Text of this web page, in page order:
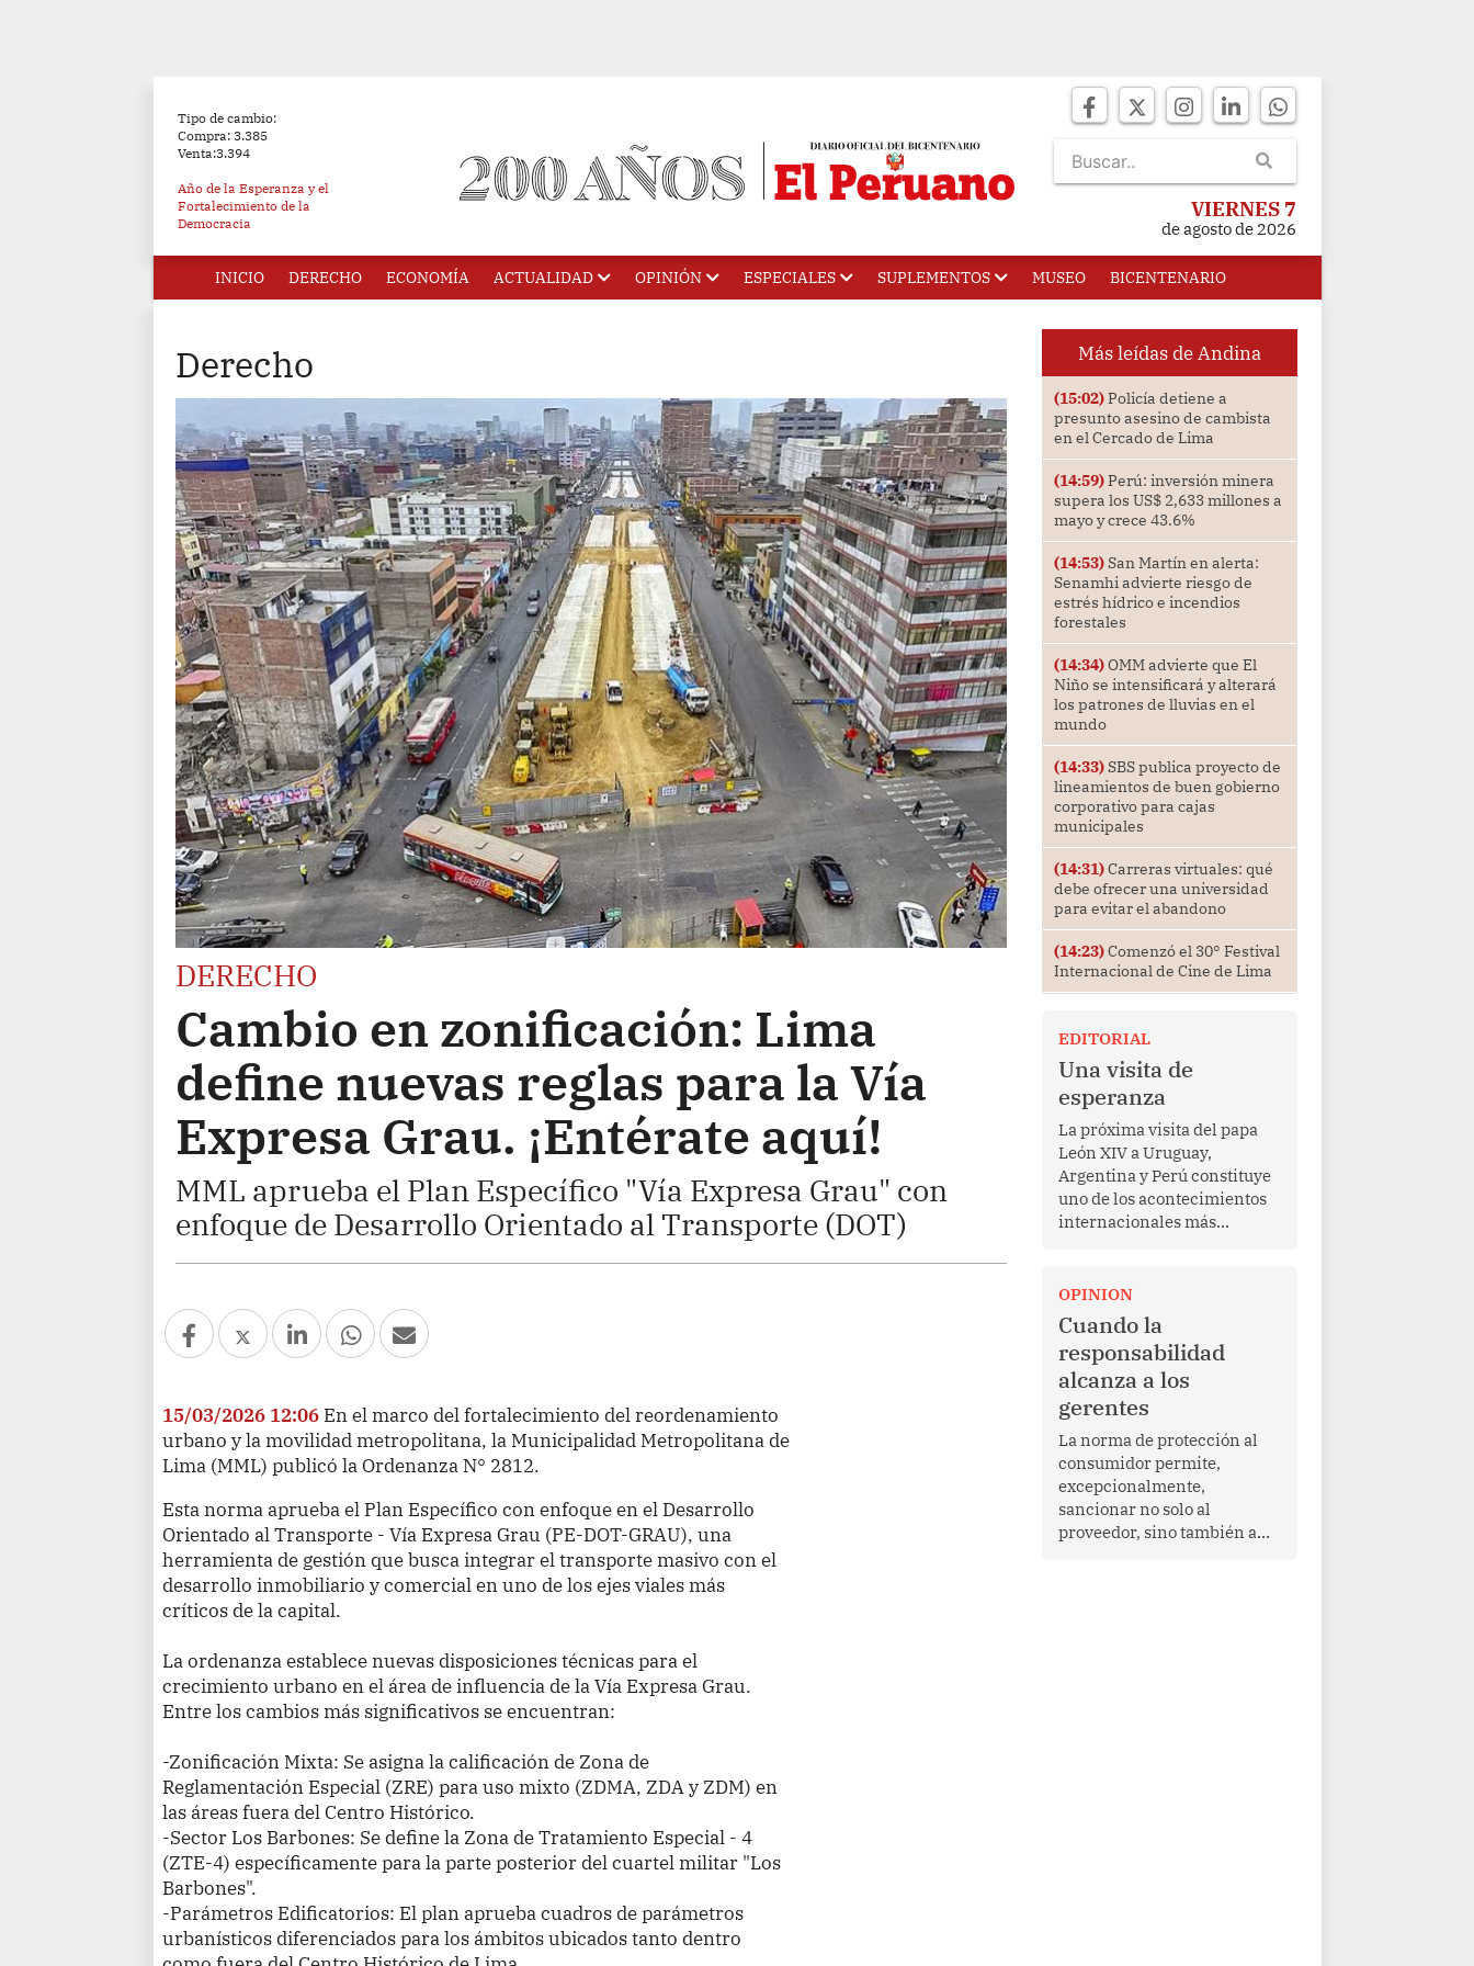
Tipo de cambio:
Compra: 3.385
Venta:3.394
Año de la Esperanza y el
Fortalecimiento de la
Democracia
VIERNES 7
de agosto de 2026
INICIO DERECHO ECONOMÍA ACTUALIDAD OPINIÓN ESPECIALES SUPLEMENTOS MUSEO BICENTENARIO
Derecho
DERECHO
Cambio en zonificación: Lima
define nuevas reglas para la Vía
Expresa Grau. ¡Entérate aquí!
MML aprueba el Plan Específico "Vía Expresa Grau" con
enfoque de Desarrollo Orientado al Transporte (DOT)
15/03/2026 12:06 En el marco del fortalecimiento del reordenamiento
urbano y la movilidad metropolitana, la Municipalidad Metropolitana de
Lima (MML) publicó la Ordenanza N° 2812.
Esta norma aprueba el Plan Específico con enfoque en el Desarrollo
Orientado al Transporte - Vía Expresa Grau (PE-DOT-GRAU), una
herramienta de gestión que busca integrar el transporte masivo con el
desarrollo inmobiliario y comercial en uno de los ejes viales más
críticos de la capital.
La ordenanza establece nuevas disposiciones técnicas para el
crecimiento urbano en el área de influencia de la Vía Expresa Grau.
Entre los cambios más significativos se encuentran:
-Zonificación Mixta: Se asigna la calificación de Zona de
Reglamentación Especial (ZRE) para uso mixto (ZDMA, ZDA y ZDM) en
las áreas fuera del Centro Histórico.
-Sector Los Barbones: Se define la Zona de Tratamiento Especial - 4
(ZTE-4) específicamente para la parte posterior del cuartel militar "Los
Barbones".
-Parámetros Edificatorios: El plan aprueba cuadros de parámetros
urbanísticos diferenciados para los ámbitos ubicados tanto dentro
Más leídas de Andina
(15:02)Policía detiene a
presunto asesino de cambista
en el Cercado de Lima
(14:59)Perú: inversión minera
supera los US$ 2,633 millones a
mayo y crece 43.6%
(14:53)San Martín en alerta:
Senamhi advierte riesgo de
estrés hídrico e incendios
forestales
(14:34)OMM advierte que El
Niño se intensificará y alterará
los patrones de lluvias en el
mundo
(14:33)SBS publica proyecto de
lineamientos de buen gobierno
corporativo para cajas
municipales
(14:31)Carreras virtuales: qué
debe ofrecer una universidad
para evitar el abandono
(14:23)Comenzó el 30° Festival
Internacional de Cine de Lima
EDITORIAL
Una visita de
esperanza
La próxima visita del papa
León XIV a Uruguay,
Argentina y Perú constituye
uno de los acontecimientos
internacionales más
Más allá de su dimensión
religiosa, esta gira
representa una oportunidad
para reafirmar el valor del
diálogo, fortalecer los
vínculos entre los pueblos y
proyectar una imagen de
cooperación en una región
que enfrenta desafíos en
materia de desarrollo,
cohesión social y
gobernabilidad.
OPINION
Cuando la
responsabilidad
alcanza a los
gerentes
La norma de protección al
consumidor permite,
excepcionalmente,
sancionar no solo al
proveedor, sino también a